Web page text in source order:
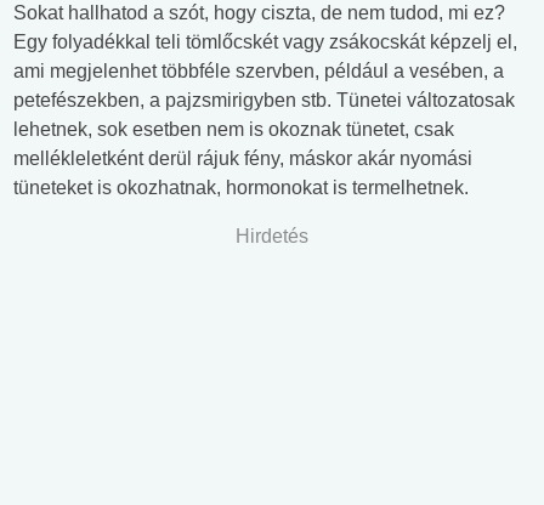
Sokat hallhatod a szót, hogy ciszta, de nem tudod, mi ez?
Egy folyadékkal teli tömlőcskét vagy zsákocskát képzelj el,
ami megjelenhet többféle szervben, például a vesében, a
petefészekben, a pajzsmirigyben stb. Tünetei változatosak
lehetnek, sok esetben nem is okoznak tünetet, csak
mellékleletként derül rájuk fény, máskor akár nyomási
tüneteket is okozhatnak, hormonokat is termelhetnek.
Hirdetés